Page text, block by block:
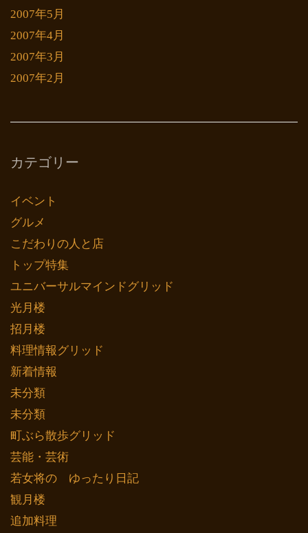
2007年5月
2007年4月
2007年3月
2007年2月
カテゴリー
イベント
グルメ
こだわりの人と店
トップ特集
ユニバーサルマインドグリッド
光月楼
招月楼
料理情報グリッド
新着情報
未分類
未分類
町ぶら散歩グリッド
芸能・芸術
若女将の ゆったり日記
観月楼
追加料理